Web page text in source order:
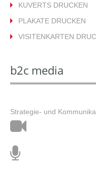
KUVERTS DRUCKEN
PLAKATE DRUCKEN
VISITENKARTEN
b2c media
Strategie- und
Film
&